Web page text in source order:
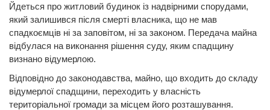
Йдеться про житловий будинок із надвірними спорудами,
який залишився після смерті власника, що не мав
спадкоємців ні за заповітом, ні за законом. Передача майна
відбулася на виконання рішення суду, яким спадщину
визнано відумерлою.
Відповідно до законодавства, майно, що входить до складу
відумерлої спадщини, переходить у власність
територіальної громади за місцем його розташування.